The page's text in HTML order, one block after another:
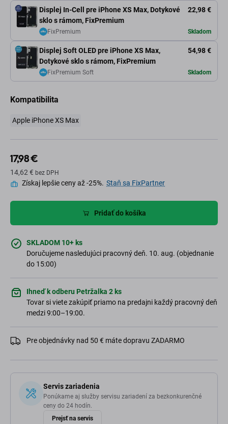
Displej In-Cell pre iPhone XS Max, Dotykové
sklo s rámom, FixPremium
22,98 €
FixPremium Skladom
Displej Soft OLED pre iPhone XS Max,
Dotykové sklo s rámom, FixPremium
54,98 €
FixPremium Soft Skladom
Kompatibilita
Apple iPhone XS Max
17,98 €
14,62 € bez DPH
Získaj lepšie ceny až -25%. Staň sa FixPartner
Pridať do košíka
SKLADOM 10+ ks
Doručujeme nasledujúci pracovný deň. 10. aug. (objednanie
do 15:00)
Ihneď k odberu Petržalka 2 ks
Tovar si viete zakúpiť priamo na predajni každý pracovný deň
medzi 9:00–19:00.
Pre objednávky nad 50 € máte dopravu ZADARMO
Servis zariadenia
Ponúkame aj služby servisu zariadení za bezkonkurenčné
ceny do 24 hodín.
Prejsť na servis